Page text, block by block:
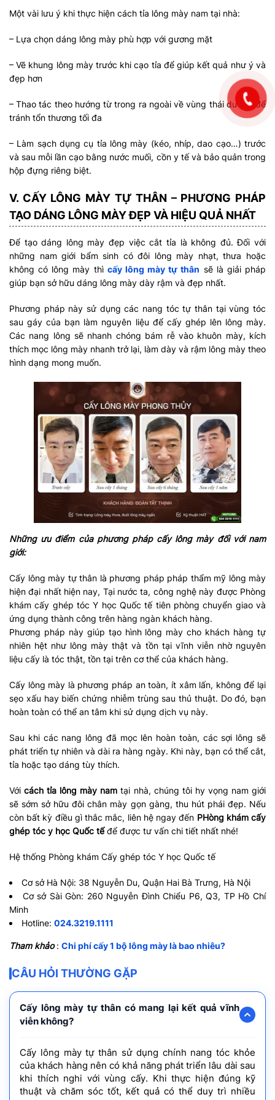
Một vài lưu ý khi thực hiện cách tỉa lông mày nam tại nhà:
– Lựa chọn dáng lông mày phù hợp với gương mặt
– Vẽ khung lông mày trước khi cạo tỉa để giúp kết quả như ý và
đẹp hơn
– Thao tác theo hướng từ trong ra ngoài về vùng thái dương để
tránh tổn thương tối đa
– Làm sạch dụng cụ tỉa lông mày (kéo, nhíp, dao cạo…) trước
và sau mỗi lần cạo bằng nước muối, cồn y tế và bảo quản trong
hộp đựng riêng biệt.
V. CẤY LÔNG MÀY TỰ THÂN – PHƯƠNG PHÁP
TẠO DÁNG LÔNG MÀY ĐẸP VÀ HIỆU QUẢ NHẤT
Để tạo dáng lông mày đẹp việc cắt tỉa là không đủ. Đối với
những nam giới bẩm sinh có đôi lông mày nhạt, thưa hoặc
không có lông mày thì cấy lông mày tự thân sẽ là giải pháp
giúp bạn sở hữu dáng lông mày dày rậm và đẹp nhất.
Phương pháp này sử dụng các nang tóc tự thân tại vùng tóc
sau gáy của bạn làm nguyên liệu để cấy ghép lên lông mày.
Các nang lông sẽ nhanh chóng bám rễ vào khuôn mày, kích
thích mọc lông mày nhanh trở lại, làm dày và rậm lông mày theo
hình dạng mong muốn.
Những ưu điểm của phương pháp cấy lông mày đối với nam
giới:
Cấy lông mày tự thân là phương pháp pháp thẩm mỹ lông mày
hiện đại nhất hiện nay, Tại nước ta, công nghệ này được Phòng
khám cấy ghép tóc Y học Quốc tế tiên phòng chuyển giao và
ứng dụng thành công trên hàng ngàn khách hàng.
Phương pháp này giúp tạo hình lông mày cho khách hàng tự
nhiên hệt như lông mày thật và tồn tại vĩnh viễn nhờ nguyên
liệu cấy là tóc thật, tồn tại trên cơ thể của khách hàng.
Cấy lông mày là phương pháp an toàn, ít xâm lấn, không để lại
sẹo xấu hay biến chứng nhiễm trùng sau thủ thuật. Do đó, bạn
hoàn toàn có thể an tâm khi sử dụng dịch vụ này.
Sau khi các nang lông đã mọc lên hoàn toàn, các sợi lông sẽ
phát triển tự nhiên và dài ra hàng ngày. Khi này, bạn có thể cắt,
tỉa hoặc tạo dáng tùy thích.
Vớicách tỉa lông mày namtại nhà, chúng tôi hy vọng nam giới
sẽ sớm sở hữu đôi chân mày gọn gàng, thu hút phái đẹp. Nếu
còn bất kỳ điều gì thắc mắc, liên hệ ngay đến PHòng khám cấy
ghép tóc y học Quốc tếđể được tư vấn chi tiết nhất nhé!
Hệ thống Phòng khám Cấy ghép tóc Y học Quốc tế
Cơ sở Hà Nội: 38 Nguyễn Du, Quận Hai Bà Trưng, Hà Nội
Cơ sở Sài Gòn: 260 Nguyễn Đình Chiểu P6, Q3, TP Hồ Chí
Minh
Hotline: 024.3219.1111
Tham khảo: Chi phí cấy 1 bộ lông mày là bao nhiêu?
CÂU HỎI THƯỜNG GẶP
Cấy lông mày tự thân có mang lại kết quả vĩnh
viễn không?
Cấy lông mày tự thân sử dụng chính nang tóc khỏe
của khách hàng nên có khả năng phát triển lâu dài sau
khi thích nghi với vùng cấy. Khi thực hiện đúng kỹ
thuật và chăm sóc tốt, kết quả có thể duy trì nhiều